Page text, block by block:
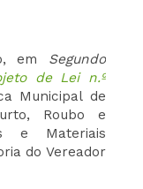
em Segundo
de Lei n.º
Municipal de
Roubo e
e Materiais
do Vereador